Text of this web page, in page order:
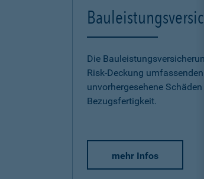
Die
Risk-Deckung
unvorhergesehene
Bezugsfertigkeit.
mehr Infos